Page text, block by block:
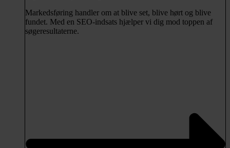
Markedsføring handler om at blive set, blive hørt og blive
fundet. Med en SEO-indsats hjælper vi dig mod toppen af
søgeresultaterne.